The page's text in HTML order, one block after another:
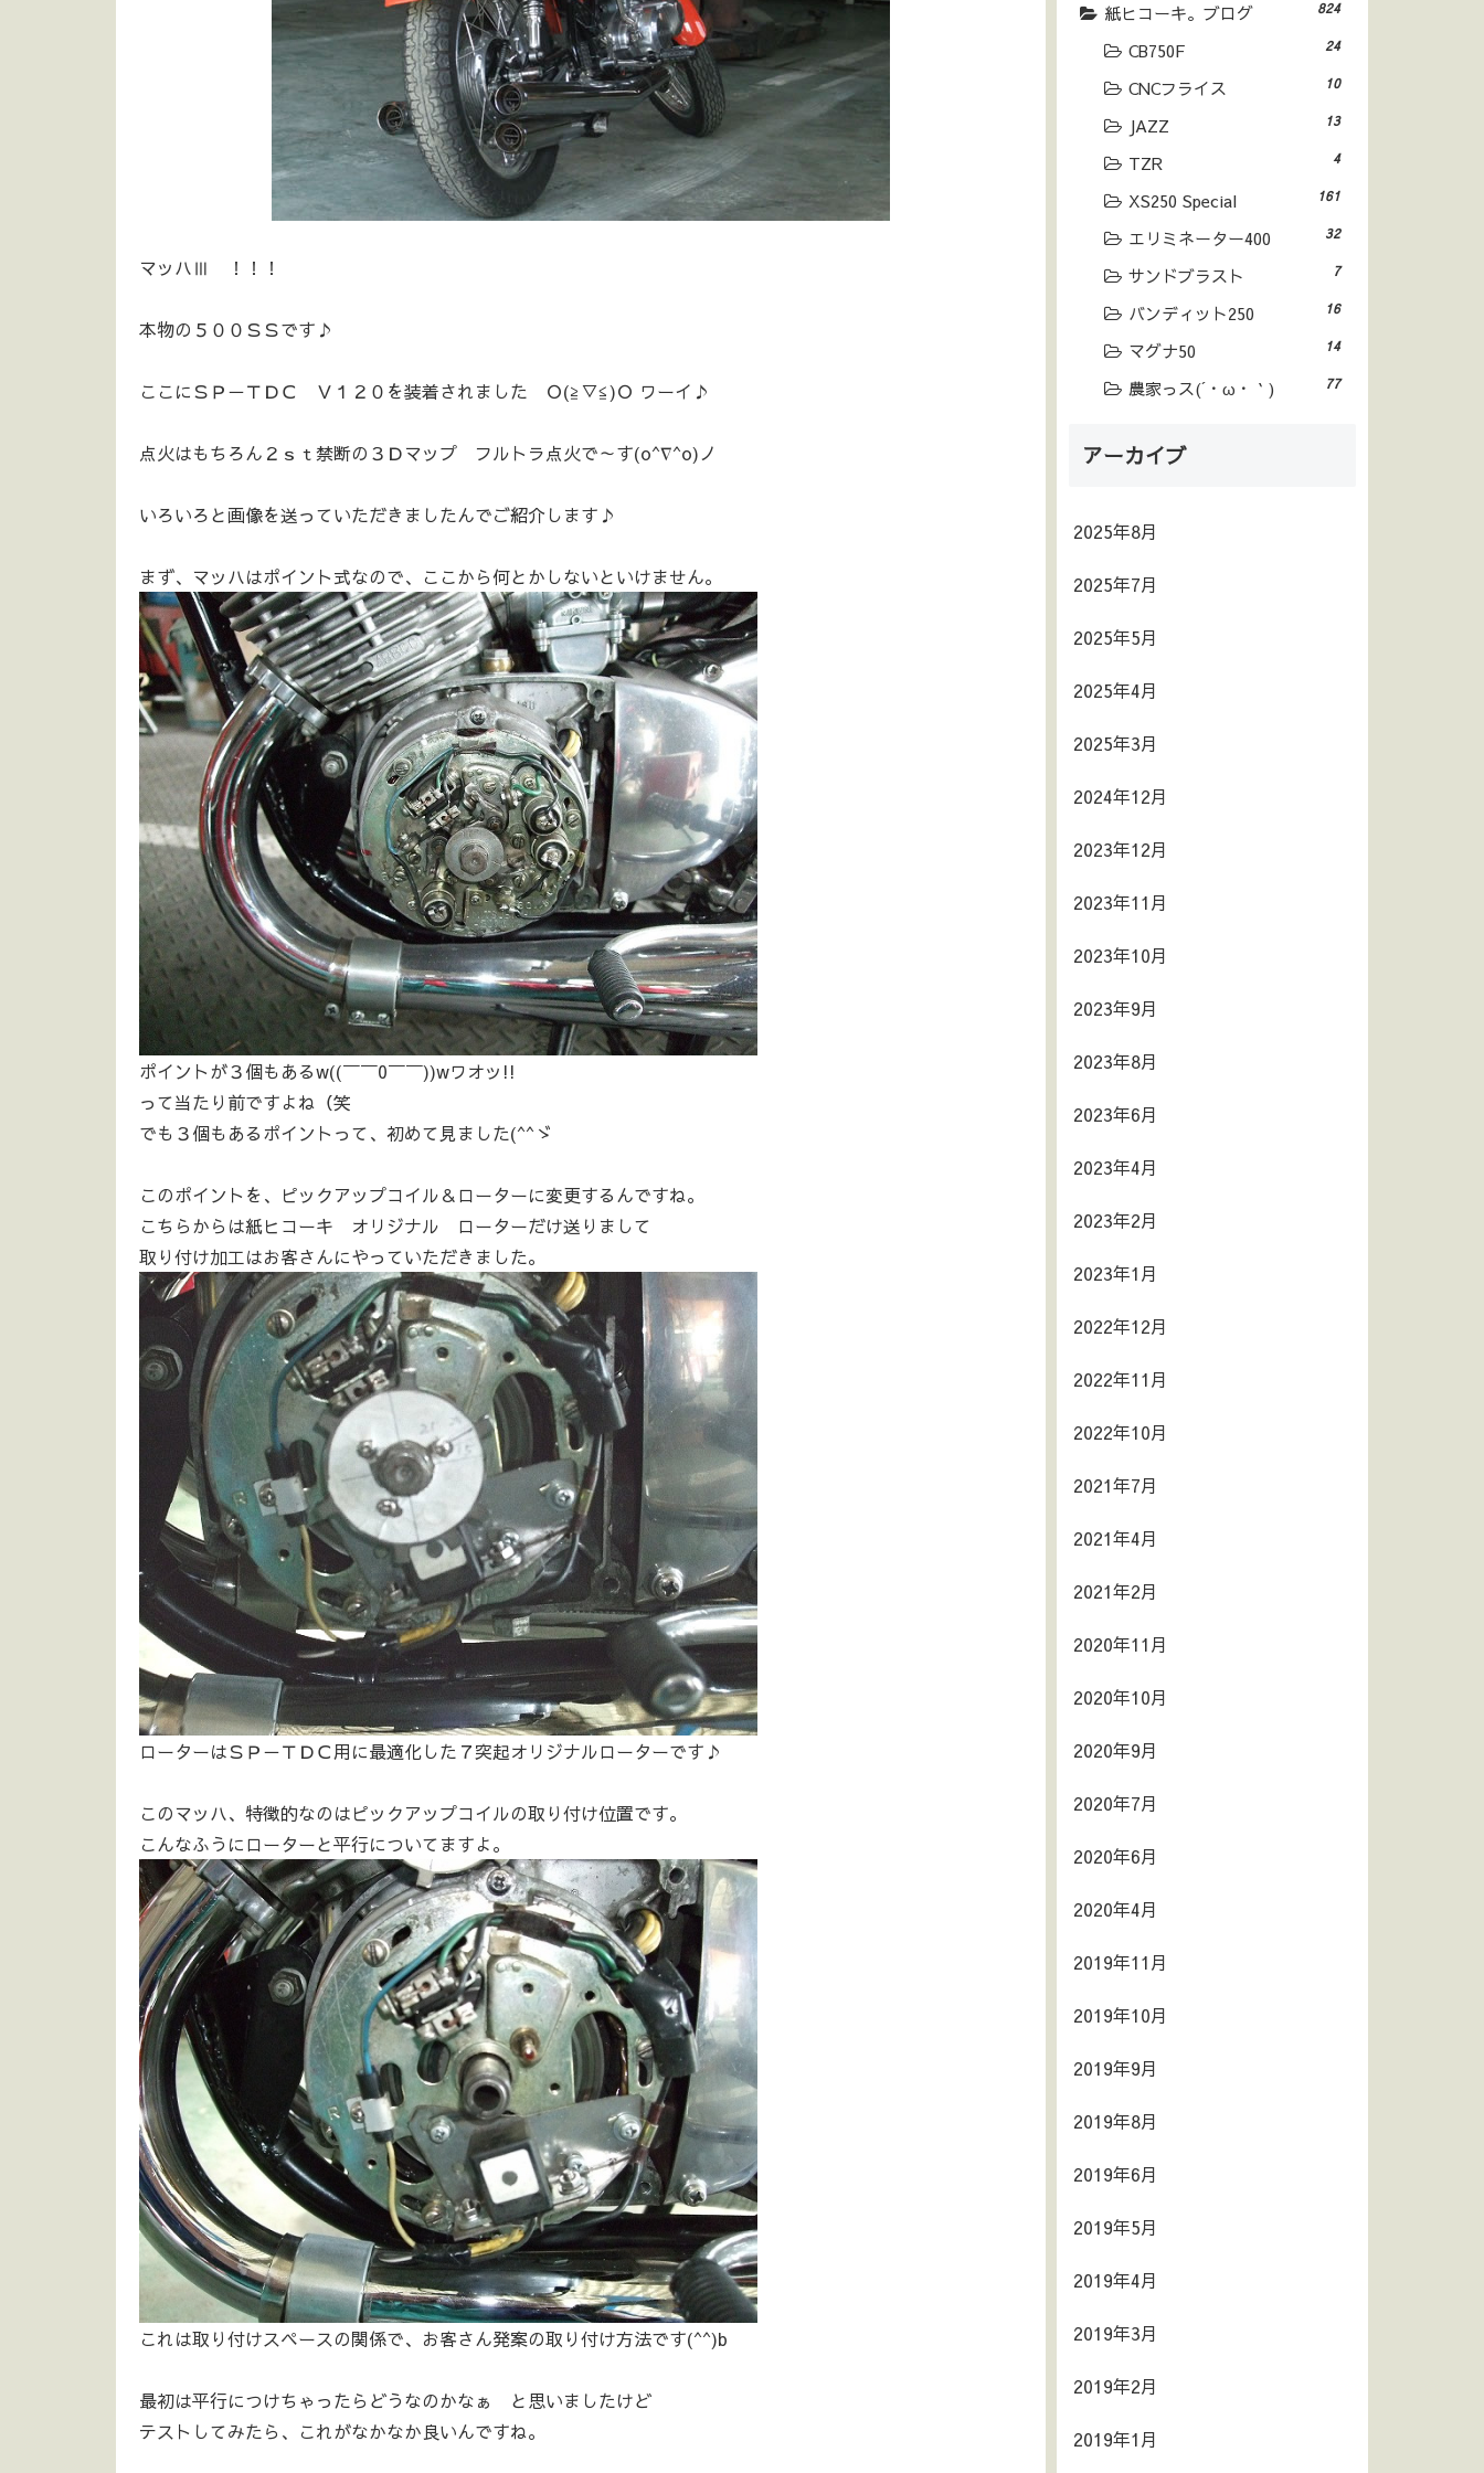
マッハⅢ ！！！
本物の５００ＳＳです♪
ここにＳＰ－ＴＤＣ Ｖ１２０を装着されました Ｏ(≧▽≦)Ｏ ワーイ♪
点火はもちろん２ｓｔ禁断の３Ｄマップ フルトラ点火で～す(o^∇^o)ノ
いろいろと画像を送っていただきましたんでご紹介します♪
まず、マッハはポイント式なので、ここから何とかしないといけません。
ポイントが３個もあるw((￣￣0￣￣))wワオッ!!
って当たり前ですよね（笑
でも３個もあるポイントって、初めて見ました(^^ゞ
このポイントを、ピックアップコイル＆ローターに変更するんですね。
こちらからは紙ヒコーキ オリジナル ローターだけ送りまして
取り付け加工はお客さんにやっていただきました。
ローターはＳＰ－ＴＤＣ用に最適化した７突起オリジナルローターです♪
このマッハ、特徴的なのはピックアップコイルの取り付け位置です。
こんなふうにローターと平行についてますよ。
これは取り付けスペースの関係で、お客さん発案の取り付け方法です(^^)b
最初は平行につけちゃったらどうなのかなぁ と思いましたけど
テストしてみたら、これがなかなか良いんですね。
紙ヒコーキ。ブログ 824
CB750F 24
CNCフライス 10
JAZZ 13
TZR 4
XS250 Special 161
エリミネーター400 32
サンドブラスト 7
バンディット250 16
マグナ50 14
農家っス(´・ω・｀) 77
アーカイブ
2025年8月
2025年7月
2025年5月
2025年4月
2025年3月
2024年12月
2023年12月
2023年11月
2023年10月
2023年9月
2023年8月
2023年6月
2023年4月
2023年2月
2023年1月
2022年12月
2022年11月
2022年10月
2021年7月
2021年4月
2021年2月
2020年11月
2020年10月
2020年9月
2020年7月
2020年6月
2020年4月
2019年11月
2019年10月
2019年9月
2019年8月
2019年6月
2019年5月
2019年4月
2019年3月
2019年2月
2019年1月